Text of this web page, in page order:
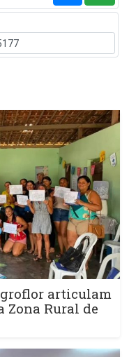
articulam
Zona Rural de